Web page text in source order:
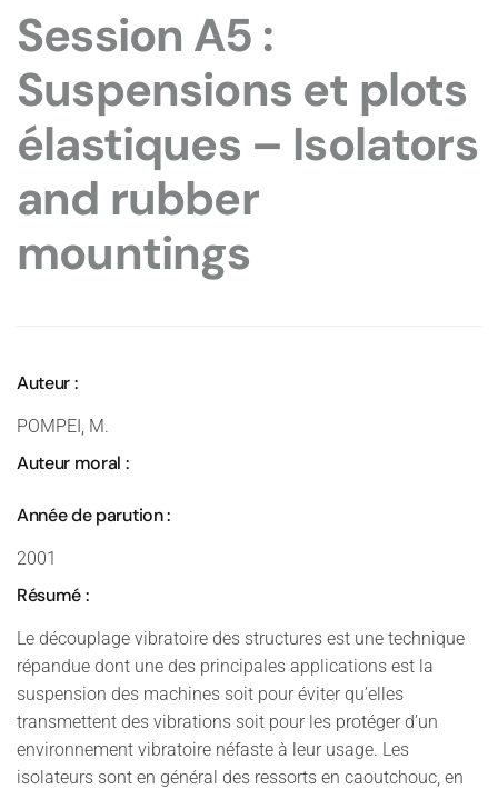
Session A5 :
Suspensions et plots
élastiques – Isolators
and rubber
mountings
Auteur :
POMPEI, M.
Auteur moral :
Année de parution :
2001
Résumé :
Le découplage vibratoire des structures est une technique
répandue dont une des principales applications est la
suspension des machines soit pour éviter qu’elles
transmettent des vibrations soit pour les protéger d’un
environnement vibratoire néfaste à leur usage. Les
isolateurs sont en général des ressorts en caoutchouc, en